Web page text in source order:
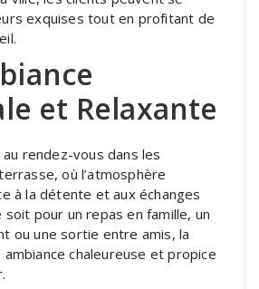
exquises tout en profitant de
et Relaxante
rendez-vous dans les
où l’atmosphère
à la détente et aux échanges
soit pour un repas en famille, un
ou une sortie entre amis, la
chaleureuse et propice